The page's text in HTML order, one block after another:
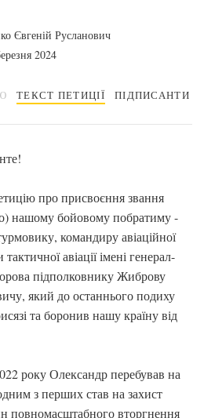
Євгеній Русланович
2024
ТЕКСТ ПЕТИЦІЇ ПІДПИСАНТИ
про присвоєння звання
нашому бойовому побратиму -
командиру авіаційної
авіації імені генерал-
підполковнику Жиброву
який до останнього подиху
та боронив нашу країну від
року Олександр перебував на
з перших став на захист
повномасштабного вторгнення